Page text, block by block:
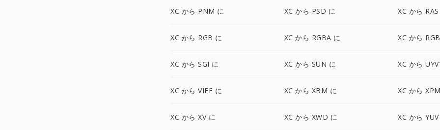
XC から PNM に XC から PSD に XC から
XC から RGB に XC から RGBA に XC から
XC から SGI に XC から SUN に XC から
XC から VIFF に XC から XBM に XC から
XC から XV に XC から XWD に XC から